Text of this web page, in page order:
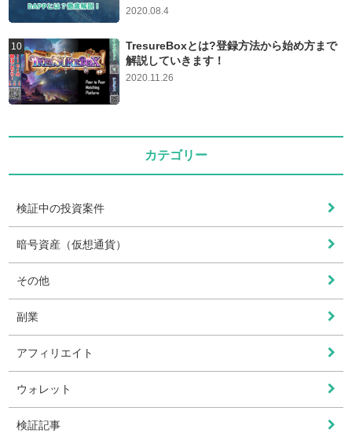
2020.08.4
TresureBoxとは?登録方法から始め方まで
解説していきます！
2020.11.26
カテゴリー
検証中の投資案件
暗号資産（仮想通貨）
その他
副業
アフィリエイト
ウォレット
検証記事